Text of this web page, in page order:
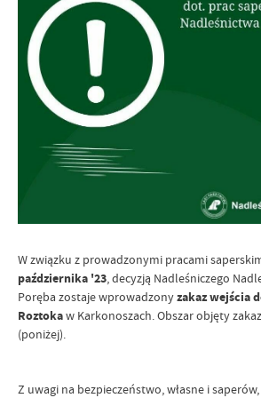
W związku z prowadzonymi pracami
października '23, decyzją Nadleśniczego
Poręba zostaje wprowadzonyzakaz wejścia
Roztokaw Karkonoszach. Obszar objęty
(poniżej).
Z uwagi na bezpieczeństwo, własne i